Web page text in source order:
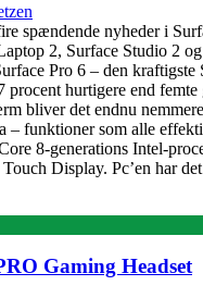
spændende nyheder i
2, Surface Studio 2
Pro 6 – den
procent hurtigere end
bliver det endnu
– funktioner som alle
8-generations Intel-
Display. Pc’en har
Gaming Headset